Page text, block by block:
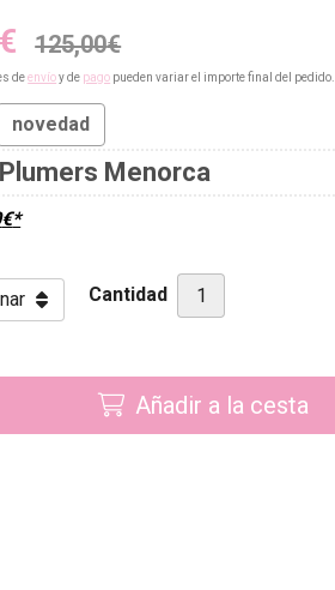
€ 125,00€
deenvíoy de pago pueden variar el importe final del pedido.
novedad
Plumers Menorca
€*
Cantidad
Añadir a la cesta